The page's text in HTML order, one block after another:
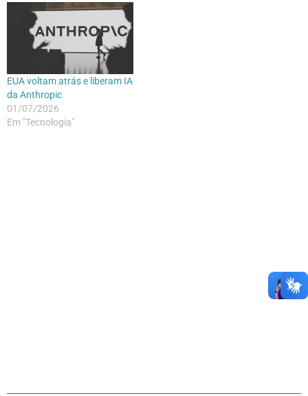
EUA voltam atrás e liberam IA
da Anthropic
01/07/2026
Em "Tecnologia"